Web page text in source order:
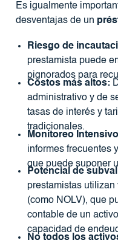
Es igualmente
desventajas de un
Riesgo de
prestamista puede
pignorados para
Costos más altos:
administrativo y de
tasas de interés y
tradicionales.
Monitoreo
informes frecuentes
que puede suponer
Potencial de
prestamistas
(como NOLV), que
contable de un
capacidad de
No todos los